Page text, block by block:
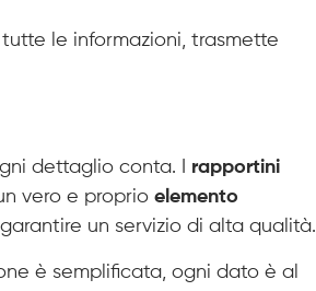
le informazioni, trasmette
dettaglio conta. I rapportini
vero e proprio elemento
un servizio di alta qualità.
è semplificata, ogni dato è al